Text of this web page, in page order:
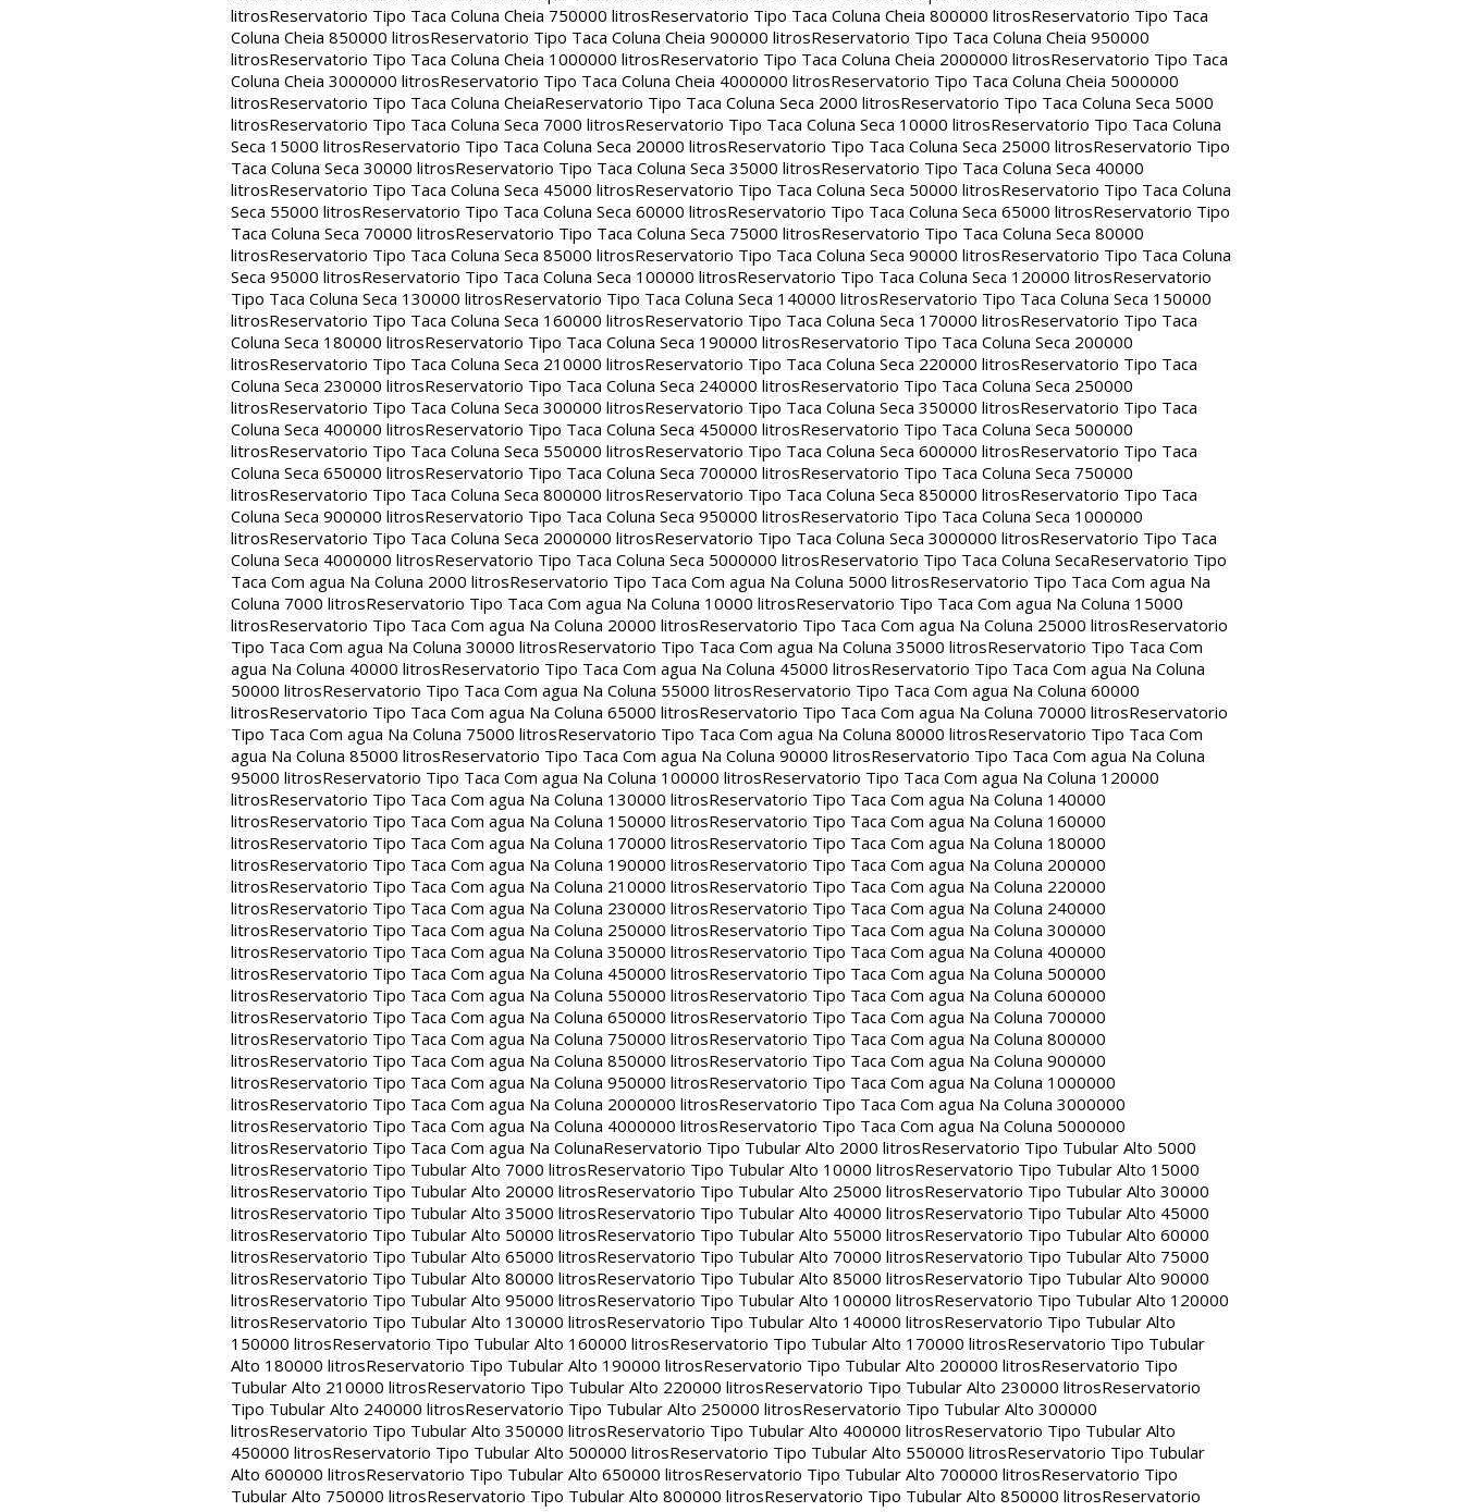
litrosReservatorio Tipo Taca Coluna Cheia 750000 litrosReservatorio Tipo Taca Coluna Cheia 800000 litrosReservatorio Tipo Taca
Coluna Cheia 850000 litrosReservatorio Tipo Taca Coluna Cheia 900000 litrosReservatorio Tipo Taca Coluna Cheia 950000
litrosReservatorio Tipo Taca Coluna Cheia 1000000 litrosReservatorio Tipo Taca Coluna Cheia 2000000 litrosReservatorio Tipo Taca
Coluna Cheia 3000000 litrosReservatorio Tipo Taca Coluna Cheia 4000000 litrosReservatorio Tipo Taca Coluna Cheia 5000000
litrosReservatorio Tipo Taca Coluna CheiaReservatorio Tipo Taca Coluna Seca 2000 litrosReservatorio Tipo Taca Coluna Seca 5000
litrosReservatorio Tipo Taca Coluna Seca 7000 litrosReservatorio Tipo Taca Coluna Seca 10000 litrosReservatorio Tipo Taca Coluna
Seca 15000 litrosReservatorio Tipo Taca Coluna Seca 20000 litrosReservatorio Tipo Taca Coluna Seca 25000 litrosReservatorio Tipo
Taca Coluna Seca 30000 litrosReservatorio Tipo Taca Coluna Seca 35000 litrosReservatorio Tipo Taca Coluna Seca 40000
litrosReservatorio Tipo Taca Coluna Seca 45000 litrosReservatorio Tipo Taca Coluna Seca 50000 litrosReservatorio Tipo Taca Coluna
Seca 55000 litrosReservatorio Tipo Taca Coluna Seca 60000 litrosReservatorio Tipo Taca Coluna Seca 65000 litrosReservatorio Tipo
Taca Coluna Seca 70000 litrosReservatorio Tipo Taca Coluna Seca 75000 litrosReservatorio Tipo Taca Coluna Seca 80000
litrosReservatorio Tipo Taca Coluna Seca 85000 litrosReservatorio Tipo Taca Coluna Seca 90000 litrosReservatorio Tipo Taca Coluna
Seca 95000 litrosReservatorio Tipo Taca Coluna Seca 100000 litrosReservatorio Tipo Taca Coluna Seca 120000 litrosReservatorio
Tipo Taca Coluna Seca 130000 litrosReservatorio Tipo Taca Coluna Seca 140000 litrosReservatorio Tipo Taca Coluna Seca 150000
litrosReservatorio Tipo Taca Coluna Seca 160000 litrosReservatorio Tipo Taca Coluna Seca 170000 litrosReservatorio Tipo Taca
Coluna Seca 180000 litrosReservatorio Tipo Taca Coluna Seca 190000 litrosReservatorio Tipo Taca Coluna Seca 200000
litrosReservatorio Tipo Taca Coluna Seca 210000 litrosReservatorio Tipo Taca Coluna Seca 220000 litrosReservatorio Tipo Taca
Coluna Seca 230000 litrosReservatorio Tipo Taca Coluna Seca 240000 litrosReservatorio Tipo Taca Coluna Seca 250000
litrosReservatorio Tipo Taca Coluna Seca 300000 litrosReservatorio Tipo Taca Coluna Seca 350000 litrosReservatorio Tipo Taca
Coluna Seca 400000 litrosReservatorio Tipo Taca Coluna Seca 450000 litrosReservatorio Tipo Taca Coluna Seca 500000
litrosReservatorio Tipo Taca Coluna Seca 550000 litrosReservatorio Tipo Taca Coluna Seca 600000 litrosReservatorio Tipo Taca
Coluna Seca 650000 litrosReservatorio Tipo Taca Coluna Seca 700000 litrosReservatorio Tipo Taca Coluna Seca 750000
litrosReservatorio Tipo Taca Coluna Seca 800000 litrosReservatorio Tipo Taca Coluna Seca 850000 litrosReservatorio Tipo Taca
Coluna Seca 900000 litrosReservatorio Tipo Taca Coluna Seca 950000 litrosReservatorio Tipo Taca Coluna Seca 1000000
litrosReservatorio Tipo Taca Coluna Seca 2000000 litrosReservatorio Tipo Taca Coluna Seca 3000000 litrosReservatorio Tipo Taca
Coluna Seca 4000000 litrosReservatorio Tipo Taca Coluna Seca 5000000 litrosReservatorio Tipo Taca Coluna SecaReservatorio Tipo
Taca Com agua Na Coluna 2000 litrosReservatorio Tipo Taca Com agua Na Coluna 5000 litrosReservatorio Tipo Taca Com agua Na
Coluna 7000 litrosReservatorio Tipo Taca Com agua Na Coluna 10000 litrosReservatorio Tipo Taca Com agua Na Coluna 15000
litrosReservatorio Tipo Taca Com agua Na Coluna 20000 litrosReservatorio Tipo Taca Com agua Na Coluna 25000 litrosReservatorio
Tipo Taca Com agua Na Coluna 30000 litrosReservatorio Tipo Taca Com agua Na Coluna 35000 litrosReservatorio Tipo Taca Com
agua Na Coluna 40000 litrosReservatorio Tipo Taca Com agua Na Coluna 45000 litrosReservatorio Tipo Taca Com agua Na Coluna
50000 litrosReservatorio Tipo Taca Com agua Na Coluna 55000 litrosReservatorio Tipo Taca Com agua Na Coluna 60000
litrosReservatorio Tipo Taca Com agua Na Coluna 65000 litrosReservatorio Tipo Taca Com agua Na Coluna 70000 litrosReservatorio
Tipo Taca Com agua Na Coluna 75000 litrosReservatorio Tipo Taca Com agua Na Coluna 80000 litrosReservatorio Tipo Taca Com
agua Na Coluna 85000 litrosReservatorio Tipo Taca Com agua Na Coluna 90000 litrosReservatorio Tipo Taca Com agua Na Coluna
95000 litrosReservatorio Tipo Taca Com agua Na Coluna 100000 litrosReservatorio Tipo Taca Com agua Na Coluna 120000
litrosReservatorio Tipo Taca Com agua Na Coluna 130000 litrosReservatorio Tipo Taca Com agua Na Coluna 140000
litrosReservatorio Tipo Taca Com agua Na Coluna 150000 litrosReservatorio Tipo Taca Com agua Na Coluna 160000
litrosReservatorio Tipo Taca Com agua Na Coluna 170000 litrosReservatorio Tipo Taca Com agua Na Coluna 180000
litrosReservatorio Tipo Taca Com agua Na Coluna 190000 litrosReservatorio Tipo Taca Com agua Na Coluna 200000
litrosReservatorio Tipo Taca Com agua Na Coluna 210000 litrosReservatorio Tipo Taca Com agua Na Coluna 220000
litrosReservatorio Tipo Taca Com agua Na Coluna 230000 litrosReservatorio Tipo Taca Com agua Na Coluna 240000
litrosReservatorio Tipo Taca Com agua Na Coluna 250000 litrosReservatorio Tipo Taca Com agua Na Coluna 300000
litrosReservatorio Tipo Taca Com agua Na Coluna 350000 litrosReservatorio Tipo Taca Com agua Na Coluna 400000
litrosReservatorio Tipo Taca Com agua Na Coluna 450000 litrosReservatorio Tipo Taca Com agua Na Coluna 500000
litrosReservatorio Tipo Taca Com agua Na Coluna 550000 litrosReservatorio Tipo Taca Com agua Na Coluna 600000
litrosReservatorio Tipo Taca Com agua Na Coluna 650000 litrosReservatorio Tipo Taca Com agua Na Coluna 700000
litrosReservatorio Tipo Taca Com agua Na Coluna 750000 litrosReservatorio Tipo Taca Com agua Na Coluna 800000
litrosReservatorio Tipo Taca Com agua Na Coluna 850000 litrosReservatorio Tipo Taca Com agua Na Coluna 900000
litrosReservatorio Tipo Taca Com agua Na Coluna 950000 litrosReservatorio Tipo Taca Com agua Na Coluna 1000000
litrosReservatorio Tipo Taca Com agua Na Coluna 2000000 litrosReservatorio Tipo Taca Com agua Na Coluna 3000000
litrosReservatorio Tipo Taca Com agua Na Coluna 4000000 litrosReservatorio Tipo Taca Com agua Na Coluna 5000000
litrosReservatorio Tipo Taca Com agua Na ColunaReservatorio Tipo Tubular Alto 2000 litrosReservatorio Tipo Tubular Alto 5000
litrosReservatorio Tipo Tubular Alto 7000 litrosReservatorio Tipo Tubular Alto 10000 litrosReservatorio Tipo Tubular Alto 15000
litrosReservatorio Tipo Tubular Alto 20000 litrosReservatorio Tipo Tubular Alto 25000 litrosReservatorio Tipo Tubular Alto 30000
litrosReservatorio Tipo Tubular Alto 35000 litrosReservatorio Tipo Tubular Alto 40000 litrosReservatorio Tipo Tubular Alto 45000
litrosReservatorio Tipo Tubular Alto 50000 litrosReservatorio Tipo Tubular Alto 55000 litrosReservatorio Tipo Tubular Alto 60000
litrosReservatorio Tipo Tubular Alto 65000 litrosReservatorio Tipo Tubular Alto 70000 litrosReservatorio Tipo Tubular Alto 75000
litrosReservatorio Tipo Tubular Alto 80000 litrosReservatorio Tipo Tubular Alto 85000 litrosReservatorio Tipo Tubular Alto 90000
litrosReservatorio Tipo Tubular Alto 95000 litrosReservatorio Tipo Tubular Alto 100000 litrosReservatorio Tipo Tubular Alto 120000
litrosReservatorio Tipo Tubular Alto 130000 litrosReservatorio Tipo Tubular Alto 140000 litrosReservatorio Tipo Tubular Alto
150000 litrosReservatorio Tipo Tubular Alto 160000 litrosReservatorio Tipo Tubular Alto 170000 litrosReservatorio Tipo Tubular
Alto 180000 litrosReservatorio Tipo Tubular Alto 190000 litrosReservatorio Tipo Tubular Alto 200000 litrosReservatorio Tipo
Tubular Alto 210000 litrosReservatorio Tipo Tubular Alto 220000 litrosReservatorio Tipo Tubular Alto 230000 litrosReservatorio
Tipo Tubular Alto 240000 litrosReservatorio Tipo Tubular Alto 250000 litrosReservatorio Tipo Tubular Alto 300000
litrosReservatorio Tipo Tubular Alto 350000 litrosReservatorio Tipo Tubular Alto 400000 litrosReservatorio Tipo Tubular Alto
450000 litrosReservatorio Tipo Tubular Alto 500000 litrosReservatorio Tipo Tubular Alto 550000 litrosReservatorio Tipo Tubular
Alto 600000 litrosReservatorio Tipo Tubular Alto 650000 litrosReservatorio Tipo Tubular Alto 700000 litrosReservatorio Tipo
Tubular Alto 750000 litrosReservatorio Tipo Tubular Alto 800000 litrosReservatorio Tipo Tubular Alto 850000 litrosReservatorio